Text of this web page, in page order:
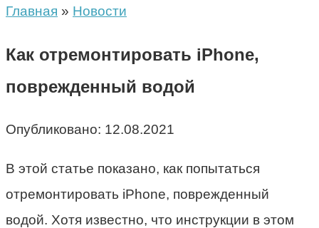
Главная » Новости
Как отремонтировать iPhone,
поврежденный водой
Опубликовано: 12.08.2021
В этой статье показано, как попытаться
отремонтировать iPhone, поврежденный
водой. Хотя известно, что инструкции в этом